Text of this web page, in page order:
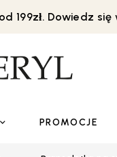
199zł. Dowiedz się
PROMOCJE